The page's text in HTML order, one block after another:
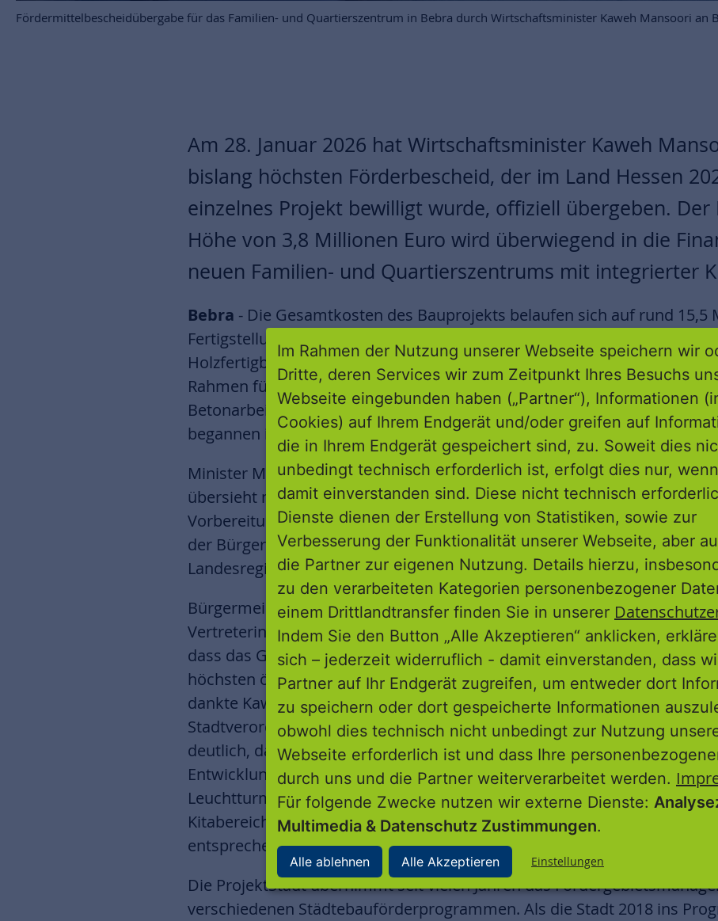
Fördermittelbescheidübergabe für das Familien- und Quartierszentrum in Bebra durch Wirtschaftsminister Kaweh Mansoori an
Am 28. Januar 2026 hat Wirtschaftsminister Kaweh
bislang höchsten Förderbescheid, der im Land Hessen
einzelnes Projekt bewilligt wurde, offiziell übergeben. Der
Höhe von 3,8 Millionen Euro wird überwiegend in die
neuen Familien- und Quartierszentrums mit integrierter
Bebra - Die Gesamtkosten des Bauprojekts belaufen sich auf rund 15,5
Fertigstellung ist nach jetzigem Bauzeitplan für Juli 2027 geplant. Das
Holzfertigbauweise im Passivhausstandard errichtet. Aktuell laufen die
Rahmen für die geplante achtgruppige Kita wird bereits sichtbar. Die
Betonarbeiten für die Gebäudegründung einschließlich
begannen im Januar 2025.
Minister Mansoori betonte, wie wichtig ihm eine persönliche Übergabe
übersieht man, dass hinter einem Städtebauförderprogramm
Vorbereitung steckt, viel Leidenschaft aus der Verwaltung und ebenso
der Bürgerschaft. Für mich ist es eine gute Gelegenheit, auch im
Landesregierung allen Beteiligten meinen Dank auszusprechen.“
Bürgermeister Stefan Knoche betonte bei dem Festakt auf der
Vertreterinnen der Stadtverordnetenversammlung und der ProjektStadt
dass das Gebäude mit Grünbedachung, Wärmepumpe und
höchsten ökologischen Standards entspricht.
dankte Kaweh Mansoori und dem Ministerium im Namen der gesamten
Stadtverordnetenversammlung ausdrücklich für die Unterstützung des
deutlich, dass solche öffentlichen Impulse notwendig sind, um im
Entwicklungen anzustoßen. Sie lobte das Familienzentrum als
Leuchtturmprojekt: „Es ist ein Projekt für alle Generationen. Wir haben
Kitabereich, gleichzeitig brauchen Familien Beratungsangebote. Auch
entsprechende Angebote schaffen.“
Die ProjektStadt übernimmt seit vielen Jahren das
verschiedenen Städtebauförderprogrammen. Als die Stadt 2018 ins
Im Rahmen der Nutzung unserer Webseite speichern wir
Dritte, deren Services wir zum Zeitpunkt Ihres Besuchs
Webseite eingebunden haben („Partner“), Informationen
Cookies) auf Ihrem Endgerät und/oder greifen auf
die in Ihrem Endgerät gespeichert sind, zu. Soweit dies
unbedingt technisch erforderlich ist, erfolgt dies nur,
damit einverstanden sind. Diese nicht technisch
Dienste dienen der Erstellung von Statistiken, sowie zur
Verbesserung der Funktionalität unserer Webseite, aber
die Partner zur eigenen Nutzung. Details hierzu,
zu den verarbeiteten Kategorien personenbezogener
einem Drittlandtransfer finden Sie in unserer
Indem Sie den Button „Alle Akzeptieren“ anklicken,
sich – jederzeit widerruflich - damit einverstanden, dass
Partner auf Ihr Endgerät zugreifen, um entweder dort
zu speichern oder dort gespeicherte Informationen
obwohl dies technisch nicht unbedingt zur Nutzung
Webseite erforderlich ist und dass Ihre
durch uns und die Partner weiterverarbeitet werden.
Für folgende Zwecke nutzen wir externe Dienste:
Multimedia & Datenschutz Zustimmungen.
Einstellungen
Alle ablehnen Alle Akzeptieren